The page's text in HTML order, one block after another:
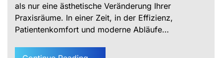
als nur eine ästhetische Veränderung Ihrer
Praxisräume. In einer Zeit, in der Effizienz,
Patientenkomfort und moderne Abläufe…